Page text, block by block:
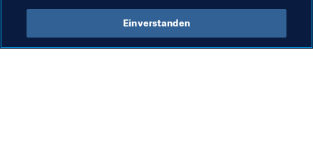
Einverstanden